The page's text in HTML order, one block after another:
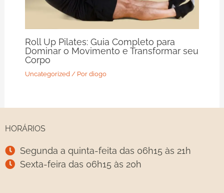
Roll Up Pilates: Guia Completo para
Dominar o Movimento e Transformar seu
Corpo
Uncategorized / Por diogo
HORÁRIOS
Segunda a quinta-feita das 06h15 às 21h
Sexta-feira das 06h15 às 20h